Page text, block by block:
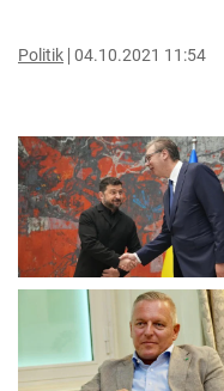
Politik 04.10.2021 11:54